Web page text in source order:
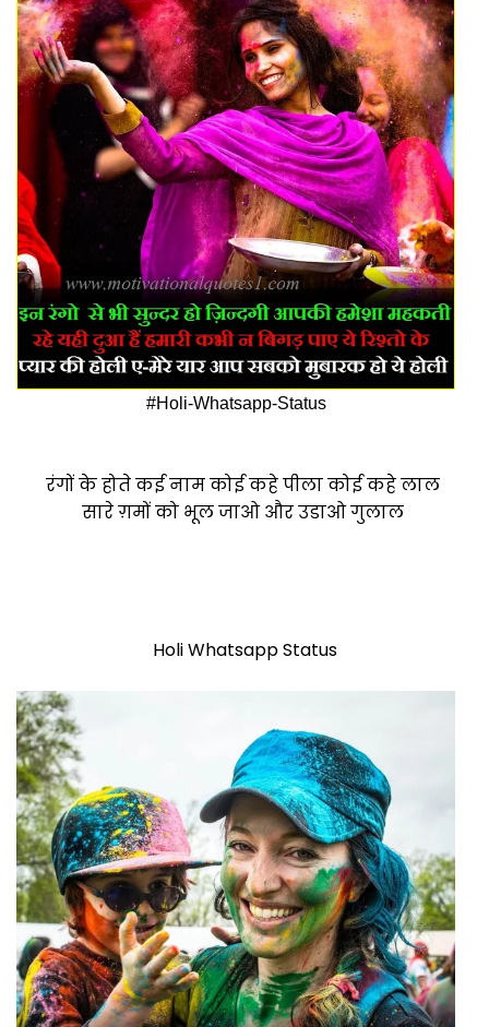
#Holi-Whatsapp-Status
रंगों के होते कई नाम कोई कहे पीला कोई कहे लाल
सारे ग़मों को भूल जाओ और उडाओ गुलाल
Holi Whatsapp Status